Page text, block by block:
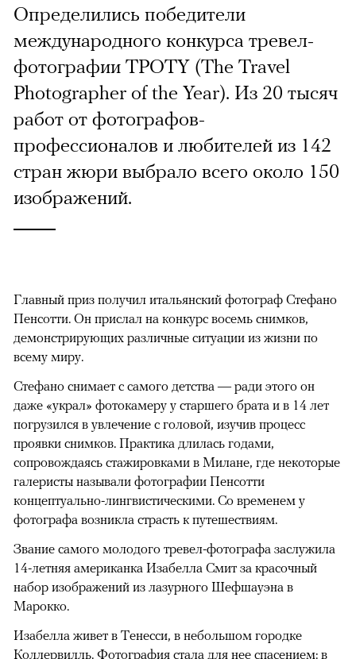
Определились победители
международного конкурса тревел-
фотографии TPOTY (The Travel
Photographer of the Year). Из 20 тысяч
работ от фотографов-
профессионалов и любителей из 142
стран жюри выбрало всего около 150
изображений.
Главный приз получил итальянский фотограф Стефано
Пенсотти. Он прислал на конкурс восемь снимков,
демонстрирующих различные ситуации из жизни по
всему миру.
Стефано снимает с самого детства — ради этого он
даже «украл» фотокамеру у старшего брата и в 14 лет
погрузился в увлечение с головой, изучив процесс
проявки снимков. Практика длилась годами,
сопровождаясь стажировками в Милане, где некоторые
галеристы называли фотографии Пенсотти
концептуально-лингвистическими. Со временем у
фотографа возникла страсть к путешествиям.
Звание самого молодого тревел-фотографа заслужила
14-летняя американка Изабелла Смит за красочный
набор изображений из лазурного Шефшауэна в
Марокко.
Изабелла живет в Тенесси, в небольшом городке
Коллервилль. Фотография стала для нее спасением: в